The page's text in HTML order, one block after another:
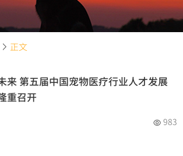
正文
来 第五届中国宠物医疗行业人才发展
重召开
983